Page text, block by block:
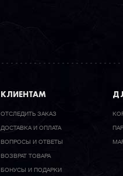
КЛИЕНТАМ
ОТСЛЕДИТЬ ЗАКАЗ
ДОСТАВКА И ОПЛАТА
ВОПРОСЫ И ОТВЕТЫ
ВОЗВРАТ ТОВАРА
БОНУСЫ И ПОДАРКИ